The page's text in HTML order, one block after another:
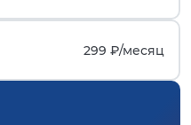
299 ₽/месяц